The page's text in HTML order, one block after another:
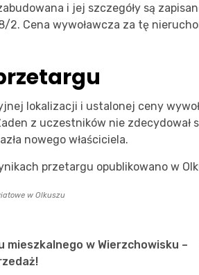
i jej szczegóły są
2. Cena wywoławcza za tę
lokalizacji i ustalonej ceny
z uczestników nie zdecydował
nowego właściciela.
przetargu opublikowano w
w Olkuszu
mieszkalnego w Wierzchowisku –